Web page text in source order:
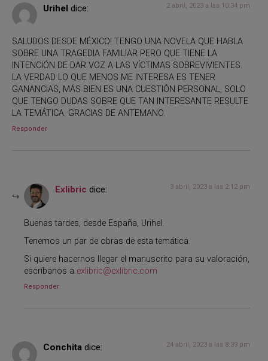
Urihel dice: 2 abril, 2023 a las 10:34 pm
SALUDOS DESDE MÉXICO! TENGO UNA NOVELA QUE HABLA
SOBRE UNA TRAGEDIA FAMILIAR PERO QUE TIENE LA
INTENCIÓN DE DAR VOZ A LAS VÍCTIMAS SOBREVIVIENTES.
LA VERDAD LO QUE MENOS ME INTERESA ES TENER
GANANCIAS, MÁS BIEN ES UNA CUESTIÓN PERSONAL, SOLO
QUE TENGO DUDAS SOBRE QUE TAN INTERESANTE RESULTE
LA TEMÁTICA. GRACIAS DE ANTEMANO.
Responder
Exlibric dice: 3 abril, 2023 a las 2:12 pm
Buenas tardes, desde España, Urihel.
Tenemos un par de obras de esta temática.
Si quiere hacernos llegar el manuscrito para su valoración,
escríbanos a exlibric@exlibric.com
Responder
Conchita dice: 24 abril, 2023 a las 8:39 pm